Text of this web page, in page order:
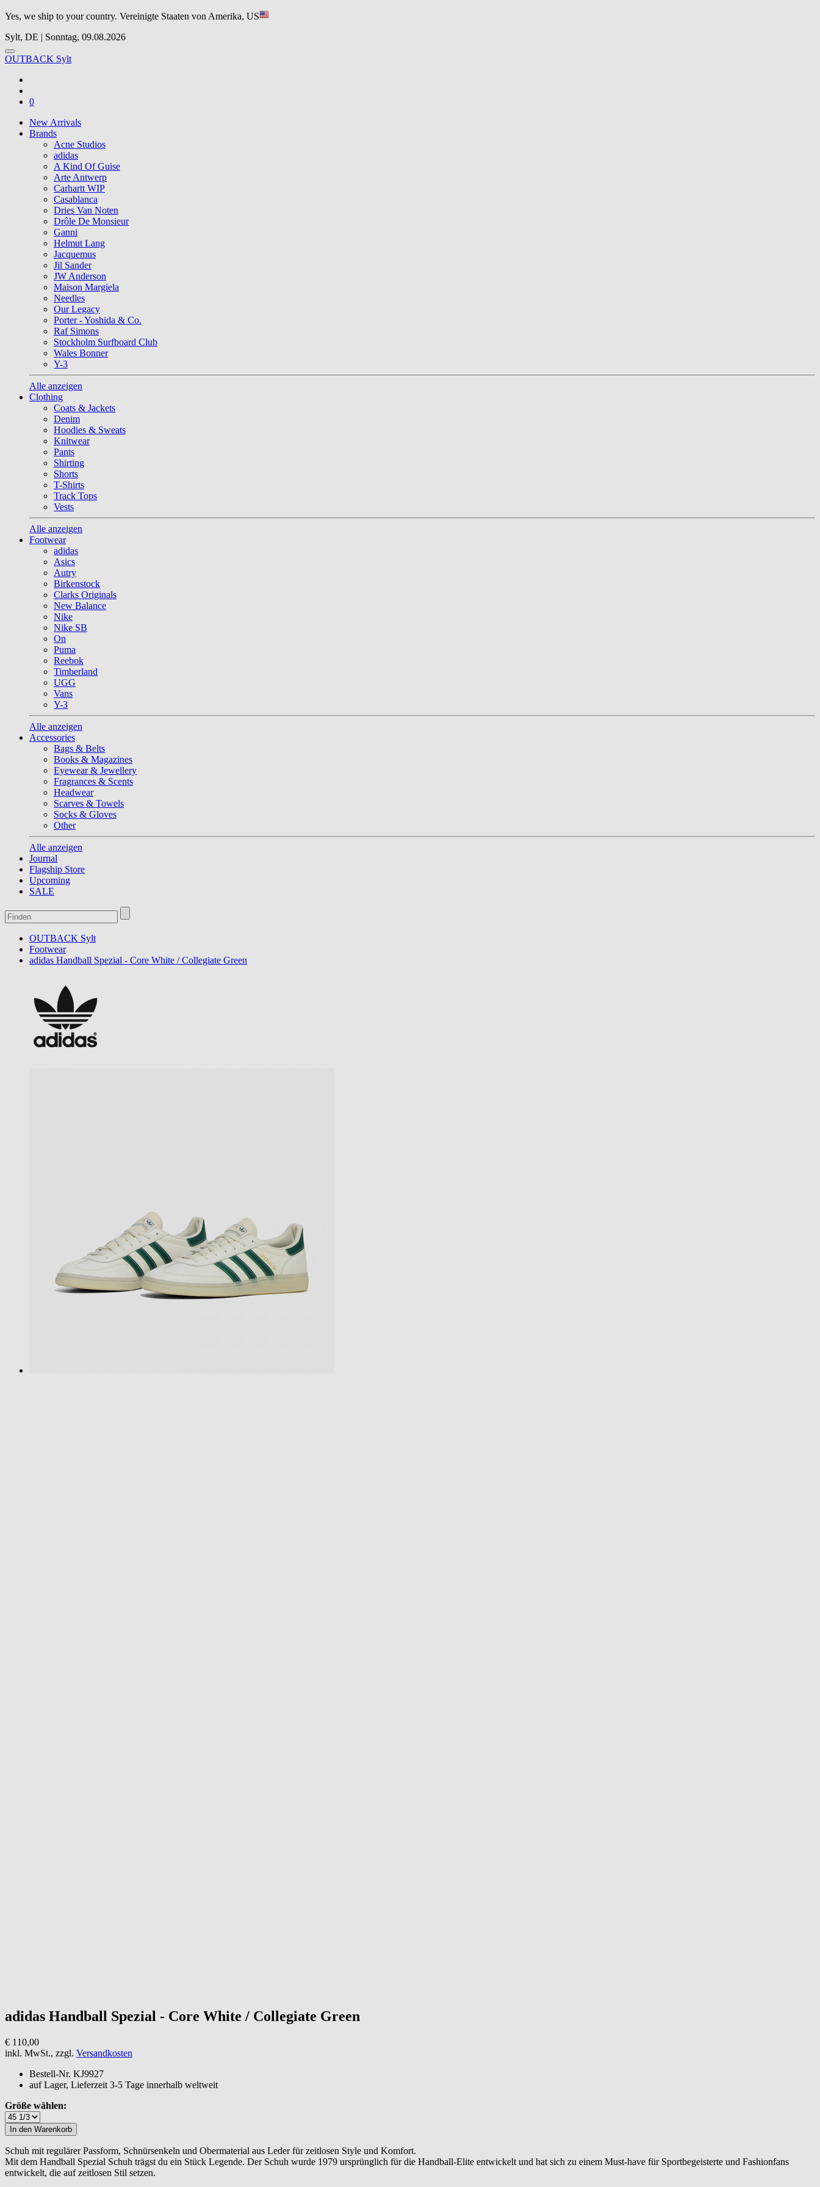
Yes, we ship to your country. Vereinigte Staaten von Amerika, US
Sylt, DE | Sonntag, 09.08.2026
OUTBACK Sylt
0
New Arrivals
Brands
Acne Studios
adidas
A Kind Of Guise
Arte Antwerp
Carhartt WIP
Casablanca
Dries Van Noten
Drôle De Monsieur
Ganni
Helmut Lang
Jacquemus
Jil Sander
JW Anderson
Maison Margiela
Needles
Our Legacy
Porter - Yoshida & Co.
Raf Simons
Stockholm Surfboard Club
Wales Bonner
Y-3
Alle anzeigen
Clothing
Coats & Jackets
Denim
Hoodies & Sweats
Knitwear
Pants
Shirting
Shorts
T-Shirts
Track Tops
Vests
Alle anzeigen
Footwear
adidas
Asics
Autry
Birkenstock
Clarks Originals
New Balance
Nike
Nike SB
On
Puma
Reebok
Timberland
UGG
Vans
Y-3
Alle anzeigen
Accessories
Bags & Belts
Books & Magazines
Eyewear & Jewellery
Fragrances & Scents
Headwear
Scarves & Towels
Socks & Gloves
Other
Alle anzeigen
Journal
Flagship Store
Upcoming
SALE
OUTBACK Sylt
Footwear
adidas Handball Spezial - Core White / Collegiate Green
adidas Handball Spezial - Core White / Collegiate Green
€ 110,00
inkl. MwSt., zzgl. Versandkosten
Bestell-Nr. KJ9927
auf Lager, Lieferzeit 3-5 Tage innerhalb weltweit
Größe wählen:
Schuh mit regulärer Passform, Schnürsenkeln und Obermaterial aus Leder für zeitlosen Style und Komfort.
Mit dem Handball Spezial Schuh trägst du ein Stück Legende. Der Schuh wurde 1979 ursprünglich für die Handball-Elite entwickelt und hat sich zu einem Must-have für Sportbegeisterte und Fashionfans
entwickelt, die auf zeitlosen Stil setzen.